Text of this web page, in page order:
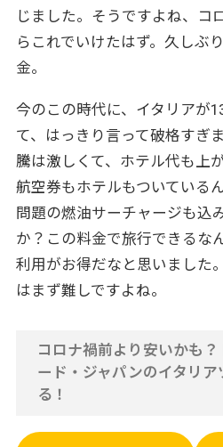
じました。そうですよね、コ
らこれでいけたはず。久しぶ
金。
今のこの時代に、イタリアが
て、はっきり言って破格すぎ
騰は激しくて、ホテル代も上
航空券もホテルもついている
問題の燃油サーチャージも込
か？この料金で旅行できるな
利用がお得だなと思いました
はまず難しですよね。
コロナ禍前より安いかも
ード・ジャパンのイタリア
る！